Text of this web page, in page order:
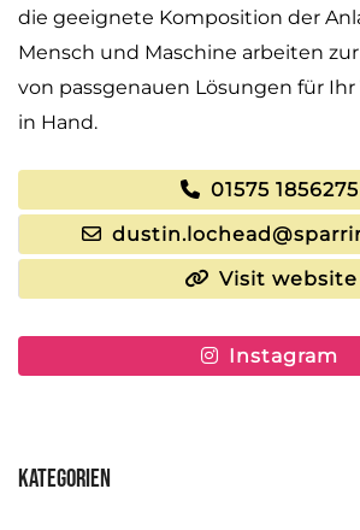
die geeignete Komposition der
Mensch und Maschine arbeiten
von passgenauen Lösungen für
in Hand.
01575 1856275
Visit website
Instagram
Kategorien